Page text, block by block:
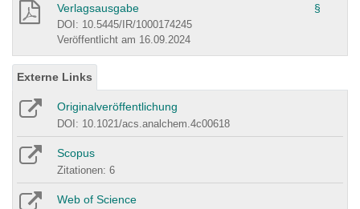
Verlagsausgabe §
DOI: 10.5445/IR/1000174245
Veröffentlicht am 16.09.2024
Externe Links
Originalveröffentlichung
DOI: 10.1021/acs.analchem.4c00618
Scopus
Zitationen: 6
Web of Science